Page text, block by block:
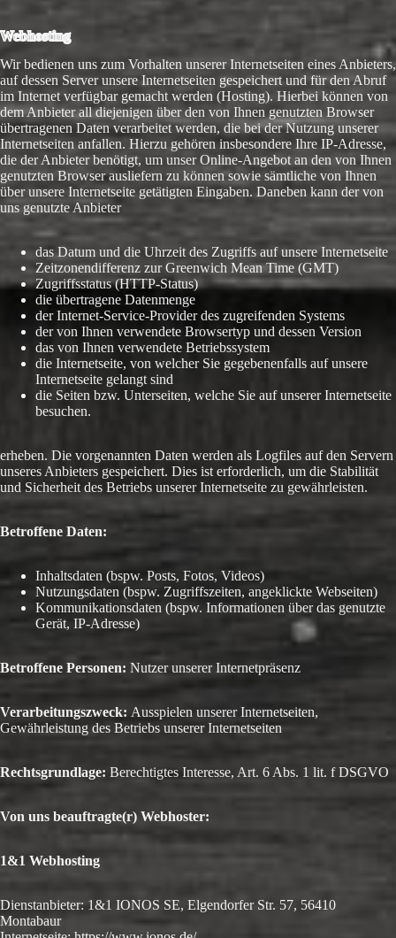
Webhosting
Wir bedienen uns zum Vorhalten unserer Internetseiten eines Anbieters,
auf dessen Server unsere Internetseiten gespeichert und für den Abruf
im Internet verfügbar gemacht werden (Hosting). Hierbei können von
dem Anbieter all diejenigen über den von Ihnen genutzten Browser
übertragenen Daten verarbeitet werden, die bei der Nutzung unserer
Internetseiten anfallen. Hierzu gehören insbesondere Ihre IP-Adresse,
die der Anbieter benötigt, um unser Online-Angebot an den von Ihnen
genutzten Browser ausliefern zu können sowie sämtliche von Ihnen
über unsere Internetseite getätigten Eingaben. Daneben kann der von
uns genutzte Anbieter
das Datum und die Uhrzeit des Zugriffs auf unsere Internetseite
Zeitzonendifferenz zur Greenwich Mean Time (GMT)
Zugriffsstatus (HTTP-Status)
die übertragene Datenmenge
der Internet-Service-Provider des zugreifenden Systems
der von Ihnen verwendete Browsertyp und dessen Version
das von Ihnen verwendete Betriebssystem
die Internetseite, von welcher Sie gegebenenfalls auf unsere
Internetseite gelangt sind
die Seiten bzw. Unterseiten, welche Sie auf unserer Internetseite
besuchen.
erheben. Die vorgenannten Daten werden als Logfiles auf den Servern
unseres Anbieters gespeichert. Dies ist erforderlich, um die Stabilität
und Sicherheit des Betriebs unserer Internetseite zu gewährleisten.
Betroffene Daten:
Inhaltsdaten (bspw. Posts, Fotos, Videos)
Nutzungsdaten (bspw. Zugriffszeiten, angeklickte Webseiten)
Kommunikationsdaten (bspw. Informationen über das genutzte
Gerät, IP-Adresse)
Betroffene Personen: Nutzer unserer Internetpräsenz
Verarbeitungszweck: Ausspielen unserer Internetseiten,
Gewährleistung des Betriebs unserer Internetseiten
Rechtsgrundlage: Berechtigtes Interesse, Art. 6 Abs. 1 lit. f DSGVO
Von uns beauftragte(r) Webhoster:
1&1 Webhosting
Dienstanbieter: 1&1 IONOS SE, Elgendorfer Str. 57, 56410
Montabaur